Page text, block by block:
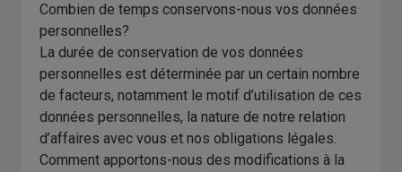
Combien de temps conservons-nous vos données
personnelles?
La durée de conservation de vos données
personnelles est déterminée par un certain nombre
de facteurs, notamment le motif d’utilisation de ces
données personnelles, la nature de notre relation
d’affaires avec vous et nos obligations légales.
Comment apportons-nous des modifications à la